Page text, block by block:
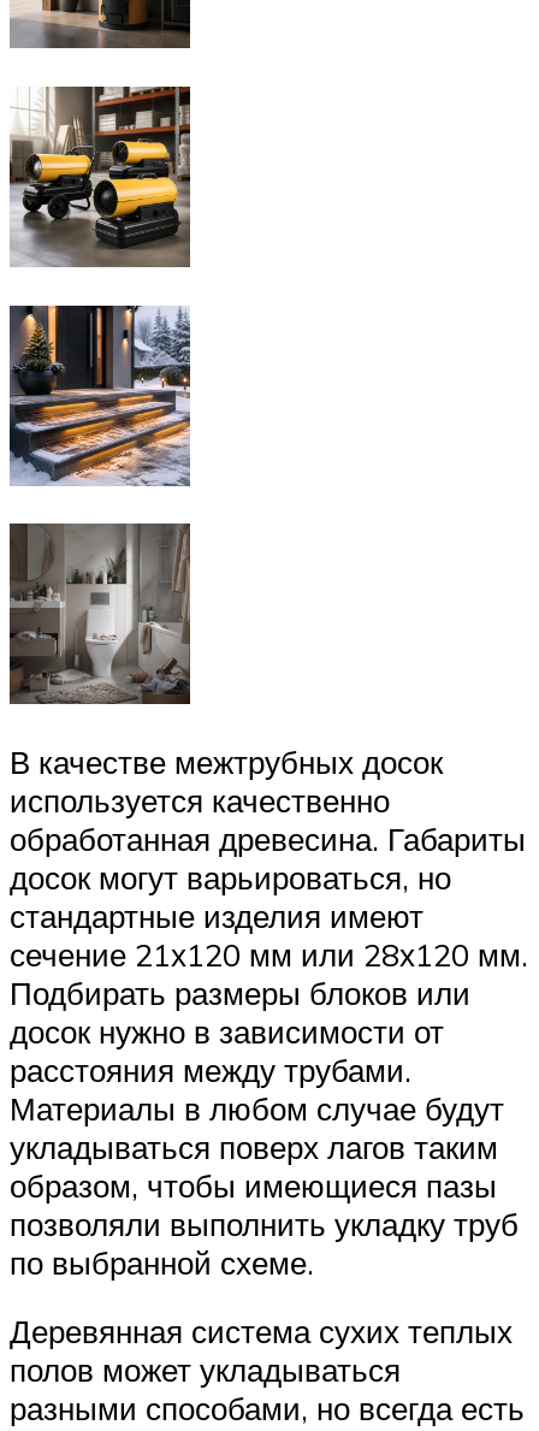
В качестве межтрубных досок
используется качественно
обработанная древесина. Габариты
досок могут варьироваться, но
стандартные изделия имеют
сечение 21х120 мм или 28х120 мм.
Подбирать размеры блоков или
досок нужно в зависимости от
расстояния между трубами.
Материалы в любом случае будут
укладываться поверх лагов таким
образом, чтобы имеющиеся пазы
позволяли выполнить укладку труб
по выбранной схеме.
Деревянная система сухих теплых
полов может укладываться
разными способами, но всегда есть